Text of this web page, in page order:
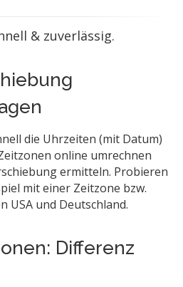
& zuverlässig.
die Uhrzeiten (mit Datum)
online umrechnen
ermitteln. Probieren
mit einer Zeitzone bzw.
USA und Deutschland.
Differenz